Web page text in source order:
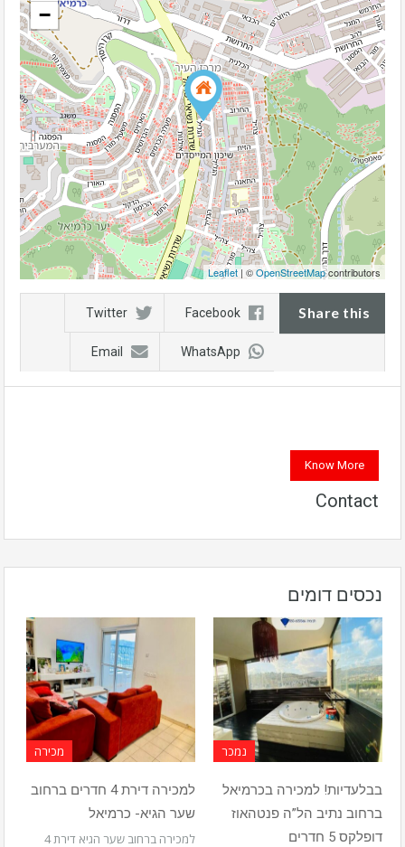
−
Leaflet| ©OpenStreetMapcontributors
Share this
Facebook
Twitter
WhatsApp
Email
Know More
Contact
נכסים דומים
נמכר
בבלעדיות! למכירה בכרמיאל
ברחוב נתיב הל”ה פנטהאוז
דופלקס 5 חדרים
מכירה
למכירה דירת 4 חדרים ברחוב
שער הגיא- כרמיאל
למכירה ברחוב שער הגיא דירת 4